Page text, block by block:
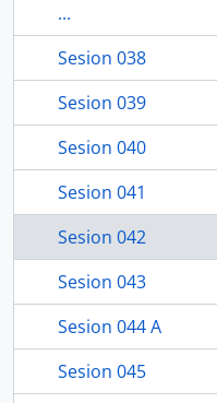
...
Sesion 038
Sesion 039
Sesion 040
Sesion 041
Sesion 042
Sesion 043
Sesion 044 A
Sesion 045